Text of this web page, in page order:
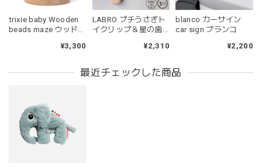
ても可愛いです。また、シリコン製なので哺乳瓶と一緒に洗
ったり除菌できたり常に清潔に保てるのも嬉しいです。
moca
耳の部分が咥えやすいようでよく遊んでいます。木の部分は
じゃぶじゃぶ洗うことができないため衛生面は若干気になり
ますが、見た目が可愛くて満足です。
trixie baby Wooden
beads maze ウッドト
Rabbit うさぎ 木のお
¥3,300
LABRO プチうさぎト
イクリップ＆星の歯
おもちゃ ファースト
¥2,310
blanco カーサイン
car sign ブランコ
¥2,200
最近チェックした商品